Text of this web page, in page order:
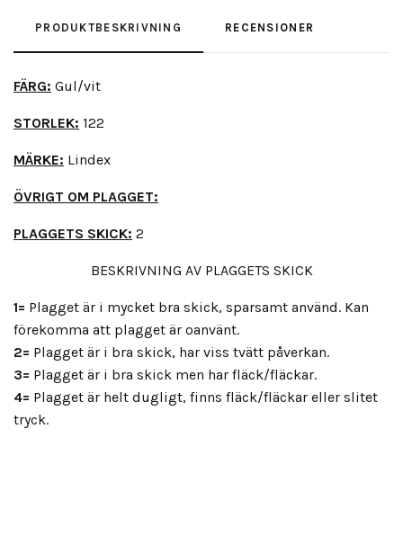
PRODUKTBESKRIVNING RECENSIONER
FÄRG: Gul/vit
STORLEK: 122
MÄRKE: Lindex
ÖVRIGT OM PLAGGET:
PLAGGETS SKICK: 2
BESKRIVNING AV PLAGGETS SKICK
1= Plagget är i mycket bra skick, sparsamt använd. Kan
förekomma att plagget är oanvänt.
2= Plagget är i bra skick, har viss tvätt påverkan.
3= Plagget är i bra skick men har fläck/fläckar.
4= Plagget är helt dugligt, finns fläck/fläckar eller slitet
tryck.